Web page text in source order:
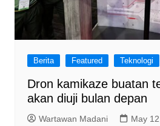
Berita Featured Teknologi
Dron kamikaze buatan
akan diuji bulan depan
Wartawan Madani May